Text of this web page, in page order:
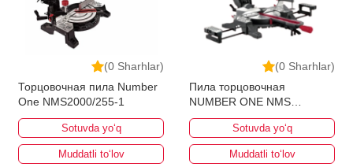
(0 Sharhlar)
Торцовочная пила Number
One NMS2000/255-1
Sotuvda yo‘q
Muddatli to‘lov
(0 Sharhlar)
Пила торцовочная
NUMBER ONE NMS
2500/305-1SL
Sotuvda yo‘q
Muddatli to‘lov